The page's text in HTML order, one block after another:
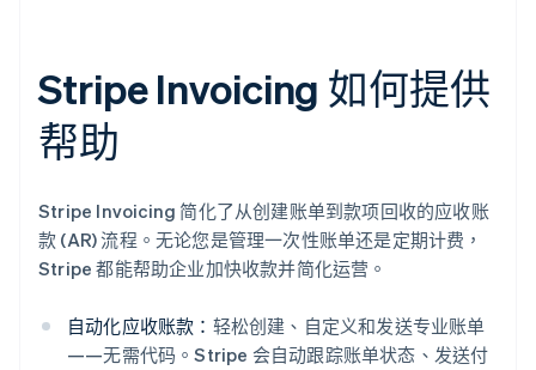
Stripe Invoicing 如何提供
帮助
Stripe Invoicing 简化了从创建账单到款项回收的应收账
款 (AR) 流程。无论您是管理一次性账单还是定期计费，
Stripe 都能帮助企业加快收款并简化运营。
自动化应收账款： 轻松创建、自定义和发送专业账单
——无需代码。Stripe 会自动跟踪账单状态、发送付